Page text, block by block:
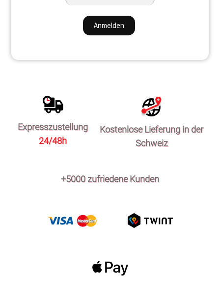
Expresszustellung
24/48h
Kostenlose Lieferung in der
Schweiz
+5000 zufriedene Kunden